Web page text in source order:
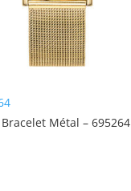
Métal – 695264